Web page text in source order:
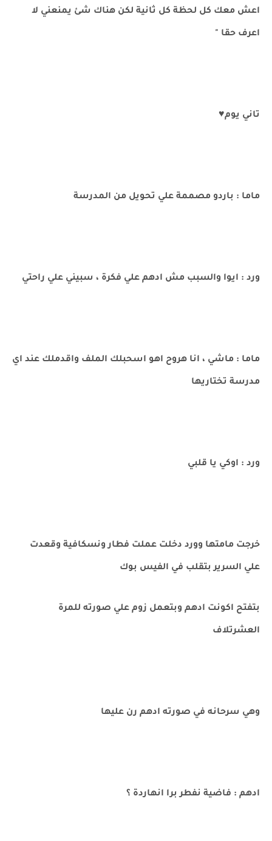
اعش معك كل لحظة كل ثانية لكن هناك شئ يمنعني لا
اعرف حقا "
تاني يوم♥️
ماما : باردو مصممة علي تحويل من المدرسة
ورد : ايوا والسبب مش ادهم علي فكرة ، سبيني علي راحتي
ماما : ماشي ، انا هروح اهو اسحبلك الملف واقدملك عند اي
مدرسة تختاريها
ورد : اوكي يا قلبي
خرجت مامتها وورد دخلت عملت فطار ونسكافية وقعدت
علي السرير بتقلب في الفيس بوك
بتفتح اكونت ادهم وبتعمل زوم علي صورته للمرة
العشرتلاف
وهي سرحانه في صورته ادهم رن عليها
ادهم : فاضية نفطر برا انهاردة ؟